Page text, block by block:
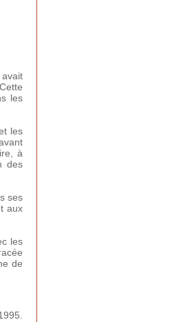
les
les
à
des
ses
aux
les
de